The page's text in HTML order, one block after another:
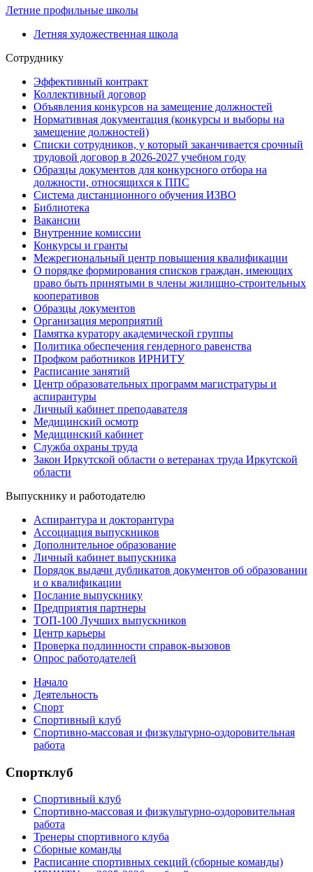
Летние профильные школы
Летняя художественная школа
Сотруднику
Эффективный контракт
Коллективный договор
Объявления конкурсов на замещение должностей
Нормативная документация (конкурсы и выборы на
замещение должностей)
Списки сотрудников, у который заканчивается срочный
трудовой договор в 2026-2027 учебном году
Образцы документов для конкурсного отбора на
должности, относящихся к ППС
Система дистанционного обучения ИЗВО
Библиотека
Вакансии
Внутренние комиссии
Конкурсы и гранты
Межрегиональный центр повышения квалификации
О порядке формирования списков граждан, имеющих
право быть принятыми в члены жилищно-строительных
кооперативов
Образцы документов
Организация мероприятий
Памятка куратору академической группы
Политика обеспечения гендерного равенства
Профком работников ИРНИТУ
Расписание занятий
Центр образовательных программ магистратуры и
аспирантуры
Личный кабинет преподавателя
Медицинский осмотр
Медицинский кабинет
Служба охраны труда
Закон Иркутской области о ветеранах труда Иркутской
области
Выпускнику и работодателю
Аспирантура и докторантура
Ассоциация выпускников
Дополнительное образование
Личный кабинет выпускника
Порядок выдачи дубликатов документов об образовании
и о квалификации
Послание выпускнику
Предприятия партнеры
ТОП-100 Лучших выпускников
Центр карьеры
Проверка подлинности справок-вызовов
Опрос работодателей
Начало
Деятельность
Спорт
Спортивный клуб
Спортивно-массовая и физкультурно-оздоровительная
работа
Спортклуб
Спортивный клуб
Спортивно-массовая и физкультурно-оздоровительная
работа
Тренеры спортивного клуба
Cборные команды
Расписание спортивных секций (сборные команды)